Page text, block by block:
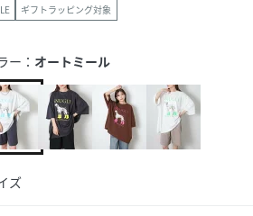
ギフトラッピング対象
ー： オートミール
ズ